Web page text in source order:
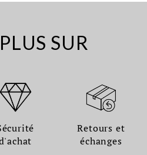
SUR
Retours et
échanges